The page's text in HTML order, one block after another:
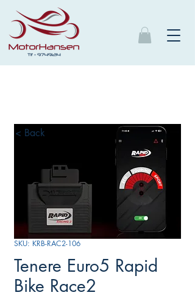
SKU: KRB-RAC2-106
Tenere Euro5 Rapid
Bike Race2
< Back